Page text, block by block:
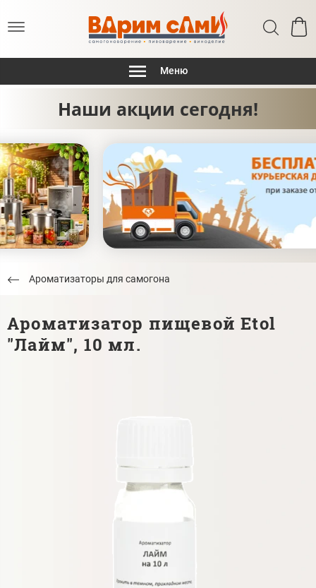
Меню
Наши акции сегодня!
Ароматизаторы для самогона
Ароматизатор пищевой Etol
"Лайм", 10 мл.